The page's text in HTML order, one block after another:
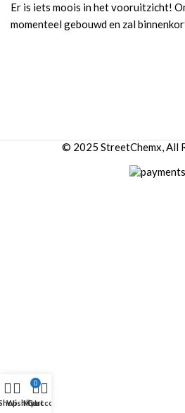
Er is iets moois in het vooruitzicht!
momenteel gebouwd en zal
© 2025 StreetChemx, All
Wishlist
0
Cart
My account